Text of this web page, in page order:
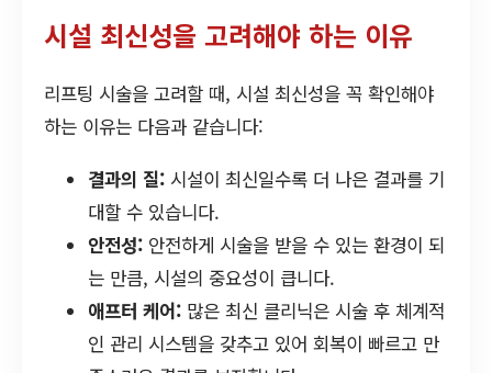
시설 최신성을 고려해야 하는 이유
리프팅 시술을 고려할 때, 시설 최신성을 꼭 확인해야
하는 이유는 다음과 같습니다:
결과의 질: 시설이 최신일수록 더 나은 결과를 기
대할 수 있습니다.
안전성: 안전하게 시술을 받을 수 있는 환경이 되
는 만큼, 시설의 중요성이 큽니다.
애프터 케어: 많은 최신 클리닉은 시술 후 체계적
인 관리 시스템을 갖추고 있어 회복이 빠르고 만